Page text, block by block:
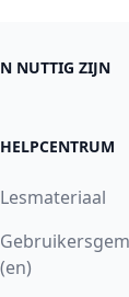
NUTTIG ZIJN
HELPCENTRUM
Lesmateriaal
(en)